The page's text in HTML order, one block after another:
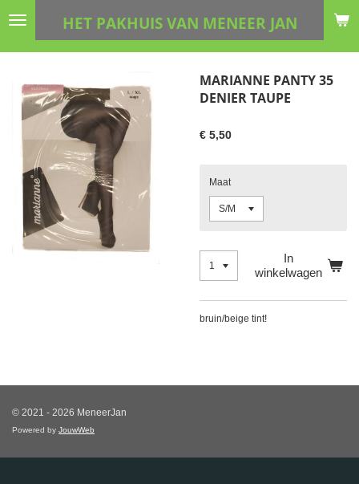
Ga
hoofdinhoud
HET PAKHUIS VAN MENEER JAN
MARIANNE PANTY 35
DENIER TAUPE
€ 5,50
Maat
In
winkelwagen
bruin/beige tint!
© 2021 - 2026 MeneerJan
Powered by JouwWeb